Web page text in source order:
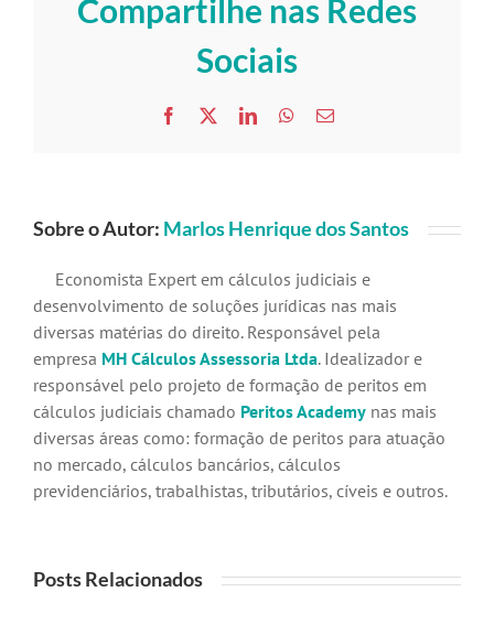
Compartilhe nas Redes
Sociais
Facebook LinkedInWhatsApp
E-
Sobre o Autor: Marlos Henrique dos Santos
Economista Expert em cálculos judiciais e
desenvolvimento de soluções jurídicas nas mais
diversas matérias do direito. Responsável pela
empresa MH Cálculos Assessoria Ltda. Idealizador e
responsável pelo projeto de formação de peritos em
cálculos judiciais chamado Peritos Academy nas mais
diversas áreas como: formação de peritos para atuação
no mercado, cálculos bancários, cálculos
previdenciários, trabalhistas, tributários, cíveis e outros.
Posts Relacionados